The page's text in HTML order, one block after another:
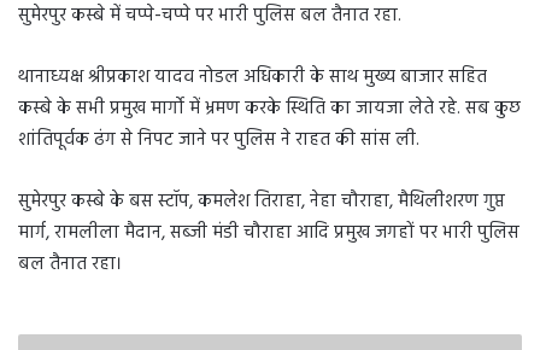
सुमेरपुर कस्बे में चप्पे-चप्पे पर भारी पुलिस बल तैनात रहा.
थानाध्यक्ष श्रीप्रकाश यादव नोडल अधिकारी के साथ मुख्य बाजार सहित
कस्बे के सभी प्रमुख मार्गो में भ्रमण करके स्थिति का जायजा लेते रहे. सब कुछ
शांतिपूर्वक ढंग से निपट जाने पर पुलिस ने राहत की सांस ली.
सुमेरपुर कस्बे के बस स्टॉप, कमलेश तिराहा, नेहा चौराहा, मैथिलीशरण गुप्त
मार्ग, रामलीला मैदान, सब्जी मंडी चौराहा आदि प्रमुख जगहों पर भारी पुलिस
बल तैनात रहा।